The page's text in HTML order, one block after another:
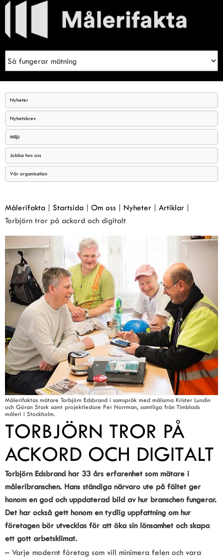
Meny
Nyheter
Nyhetsbrev
Miljö
Jobba hos oss
Vår organisation
Målerifakta | Startsida | Om oss | Nyheter | Artiklar |
Torbjörn tror på ackord och digitalt
Målerifaktas mätare Torbjörn Edsbrand i samspråk med målarna Krister Lundin
och Göran Stark samt projektledare Per Norrman, samtliga från Timblads
måleri i Stockholm.
TORBJÖRN TROR PÅ
Torbjörn Edsbrand har 33 års erfarenhet som mätare i
måleribranschen. Hans ständiga närvaro ute på fältet ger
honom en god och uppdaterad bild av hur branschen fungerar.
Det har också gett honom en tydlig uppfattning om hur
företagen bör utvecklas för att öka sin lönsamhet och skapa
ett gott arbetsklimat.
– Varje modernt företag som vill minimera felen och vara
Sök